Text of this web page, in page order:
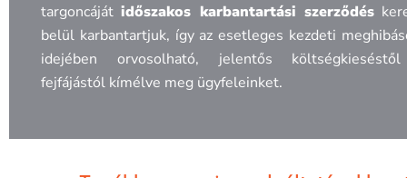
targoncájátidőszakos karbantartási szerződés
belül karbantartjuk, így az esetleges kezdeti
idejében orvosolható, jelentős
fejfájástól kímélve meg ügyfeleinket.